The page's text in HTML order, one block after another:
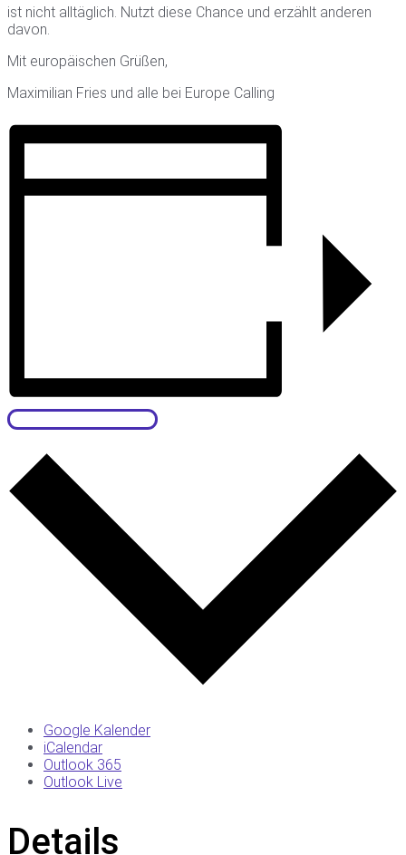
ist nicht alltäglich. Nutzt diese Chance und erzählt anderen
davon.
Mit europäischen Grüßen,
Maximilian Fries und alle bei Europe Calling
Google Kalender
iCalendar
Outlook 365
Outlook Live
Details